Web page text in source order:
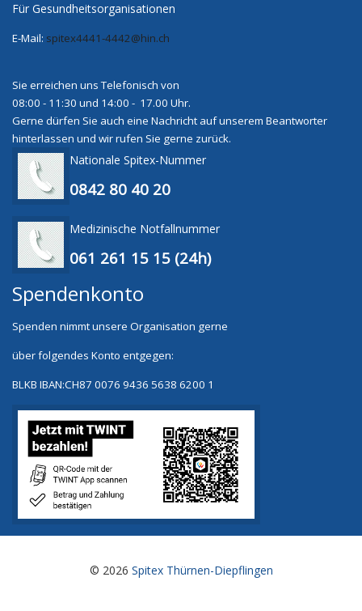
Für Gesundheitsorganisationen
E-Mail: spitex4441-4442@hin.ch
Sie erreichen uns Telefonisch von
08:00 - 11:30 und 14:00 - 17.00 Uhr.
Gerne dürfen Sie auch eine Nachricht auf unserem Beantworter
hinterlassen und wir rufen Sie gerne zurück.
Nationale Spitex-Nummer
0842 80 40 20
Medizinische Notfallnummer
061 261 15 15 (24h)
Spendenkonto
Spenden nimmt unsere Organisation gerne
über folgendes Konto entgegen:
BLKB IBAN:CH87 0076 9436 5638 6200 1
© 2026 Spitex Thürnen-Diepflingen